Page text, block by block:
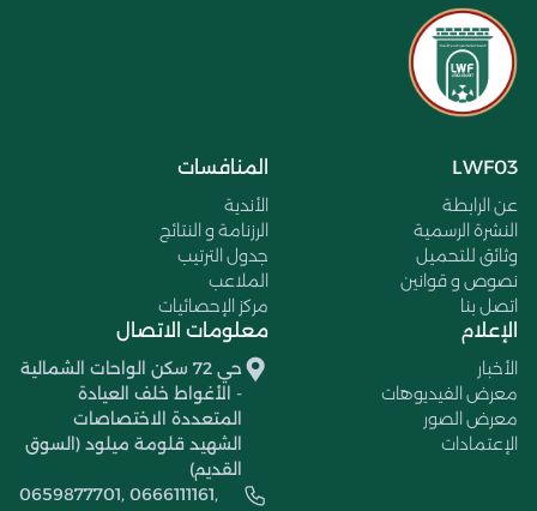
LWF03
عن الرابطة
النشرة الرسمية
وثائق للتحميل
نصوص و قوانين
اتصل بنا
المنافسات
الأندية
الرزنامة و النتائج
جدول الترتيب
الملاعب
مركز الإحصائيات
الإعلام
الأخبار
معرض الفيديوهات
معرض الصور
الإعتمادات
معلومات الاتصال
حي 72 سكن الواحات الشمالية
- الأغواط خلف العيادة
المتعددة الاختصاصات
الشهيد قلومة ميلود (السوق
القديم)
0659877701, 0666111161,